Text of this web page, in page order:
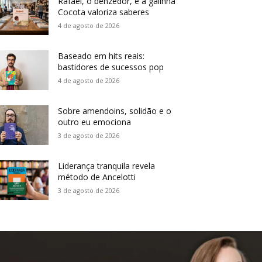
Cocota valoriza saberes
4 de agosto de 2026
Baseado em hits reais:
bastidores de sucessos pop
4 de agosto de 2026
Sobre amendoins, solidão e o
outro eu emociona
3 de agosto de 2026
Liderança tranquila revela
método de Ancelotti
3 de agosto de 2026